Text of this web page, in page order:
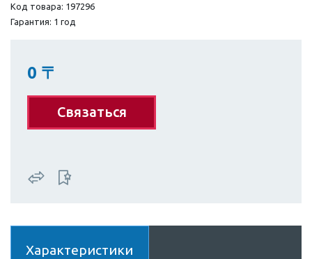
Код товара: 197296
Гарантия: 1 год
0 〒
Связаться
Характеристики